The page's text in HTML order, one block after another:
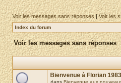
Voir les messages sans réponses|Voir les
Index du forum
Voir les messages sans réponses
Bienvenue à Florian 1983
dans Bienvenue aux